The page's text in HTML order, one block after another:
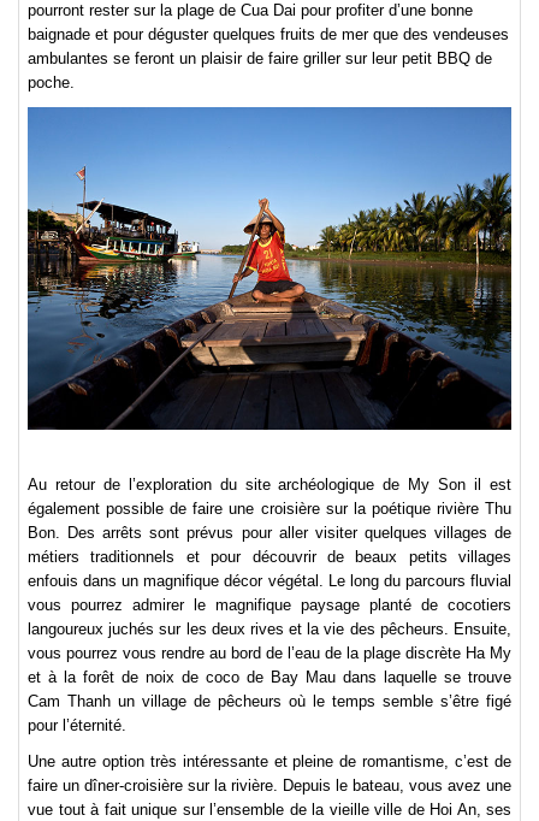
pourront rester sur la plage de Cua Dai pour profiter d’une bonne
baignade et pour déguster quelques fruits de mer que des vendeuses
ambulantes se feront un plaisir de faire griller sur leur petit BBQ de
poche.
Au retour de l’exploration du site archéologique de My Son il est
également possible de faire une croisière sur la poétique rivière Thu
Bon. Des arrêts sont prévus pour aller visiter quelques villages de
métiers traditionnels et pour découvrir de beaux petits villages
enfouis dans un magnifique décor végétal. Le long du parcours fluvial
vous pourrez admirer le magnifique paysage planté de cocotiers
langoureux juchés sur les deux rives et la vie des pêcheurs. Ensuite,
vous pourrez vous rendre au bord de l’eau de la plage discrète Ha My
et à la forêt de noix de coco de Bay Mau dans laquelle se trouve
Cam Thanh un village de pêcheurs où le temps semble s’être figé
pour l’éternité.
Une autre option très intéressante et pleine de romantisme, c’est de
faire un dîner-croisière sur la rivière. Depuis le bateau, vous avez une
vue tout à fait unique sur l’ensemble de la vieille ville de Hoi An, ses